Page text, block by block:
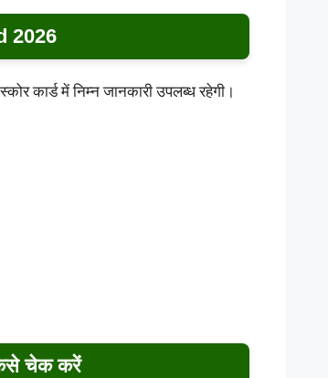
2026
कार्ड में निम्न जानकारी उपलब्ध रहेगी।
चेक करें